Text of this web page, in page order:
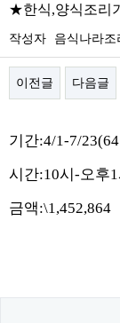
★한식,양식조리
작성자 음식나라조
이전글 다음글
본문
기간:4/1-7/
시간:10시-오후
금액:\1,452,864